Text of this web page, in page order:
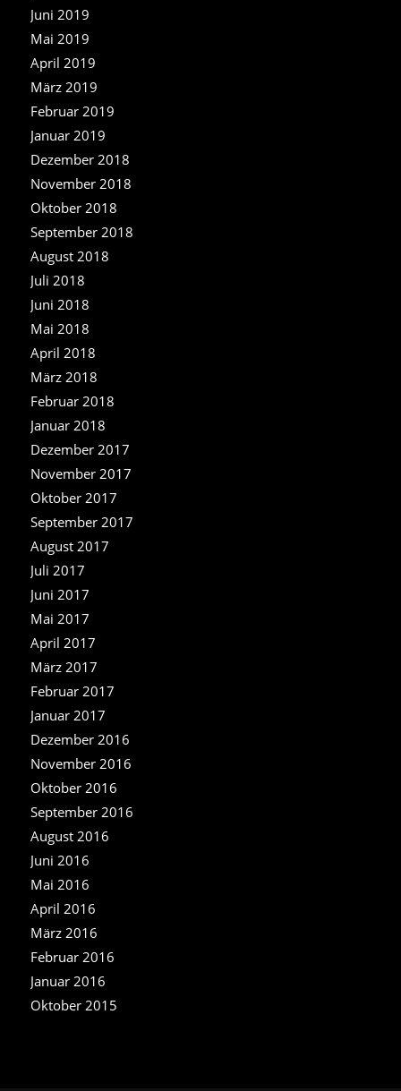
Juni 2019
Mai 2019
April 2019
März 2019
Februar 2019
Januar 2019
Dezember 2018
November 2018
Oktober 2018
September 2018
August 2018
Juli 2018
Juni 2018
Mai 2018
April 2018
März 2018
Februar 2018
Januar 2018
Dezember 2017
November 2017
Oktober 2017
September 2017
August 2017
Juli 2017
Juni 2017
Mai 2017
April 2017
März 2017
Februar 2017
Januar 2017
Dezember 2016
November 2016
Oktober 2016
September 2016
August 2016
Juni 2016
Mai 2016
April 2016
März 2016
Februar 2016
Januar 2016
Oktober 2015